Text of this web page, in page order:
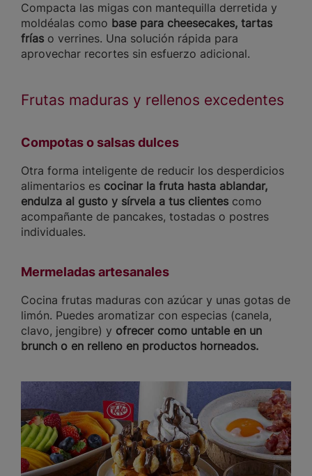
Compacta las migas con mantequilla derretida y
moldéalas como base para cheesecakes, tartas
frías o verrines. Una solución rápida para
aprovechar recortes sin esfuerzo adicional.
Frutas maduras y rellenos excedentes
Compotas o salsas dulces
Otra forma inteligente de reducir los desperdicios
alimentarios es cocinar la fruta hasta ablandar,
endulza al gusto y sírvela a tus clientes como
acompañante de pancakes, tostadas o postres
individuales.
Mermeladas artesanales
Cocina frutas maduras con azúcar y unas gotas de
limón. Puedes aromatizar con especias (canela,
clavo, jengibre) y ofrecer como untable en un
brunch o en relleno en productos horneados.